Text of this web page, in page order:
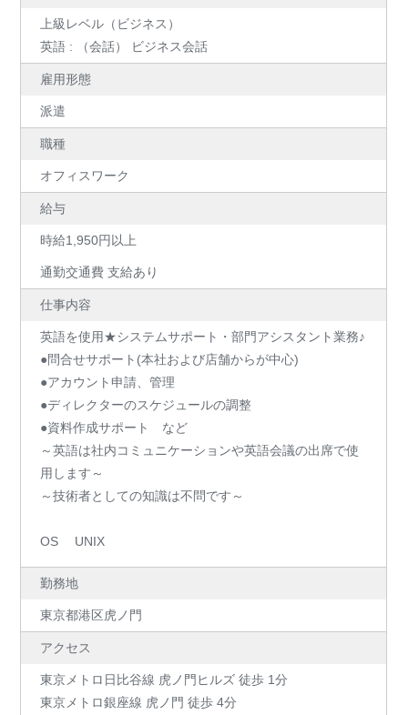
上級レベル（ビジネス）
英語 : （会話） ビジネス会話
雇用形態
派遣
職種
オフィスワーク
給与
時給1,950円以上
通勤交通費 支給あり
仕事内容
英語を使用★システムサポート・部門アシスタント業務♪
●問合せサポート(本社および店舗からが中心)
●アカウント申請、管理
●ディレクターのスケジュールの調整
●資料作成サポート など
～英語は社内コミュニケーションや英語会議の出席で使
用します～
～技術者としての知識は不問です～
OS UNIX
勤務地
東京都港区虎ノ門
アクセス
東京メトロ日比谷線 虎ノ門ヒルズ 徒歩 1分
東京メトロ銀座線 虎ノ門 徒歩 4分